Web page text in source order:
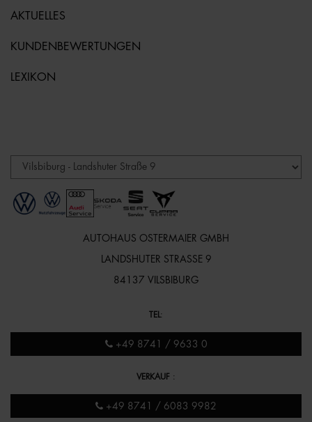
AKTUELLES
KUNDENBEWERTUNGEN
LEXIKON
AUTOHAUS OSTERMAIER GMBH
LANDSHUTER STRASSE 9
84137 VILSBIBURG
TEL :
+49 8741 / 9633 0
VERKAUF :
+49 8741 / 6083 9982